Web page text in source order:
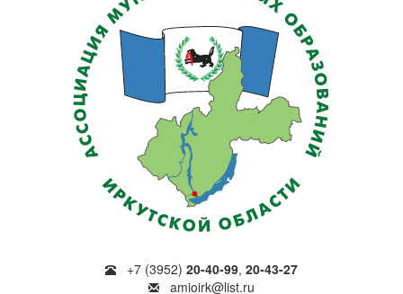
+7 (3952) 20-40-99, 20-43-27
amioirk@list.ru